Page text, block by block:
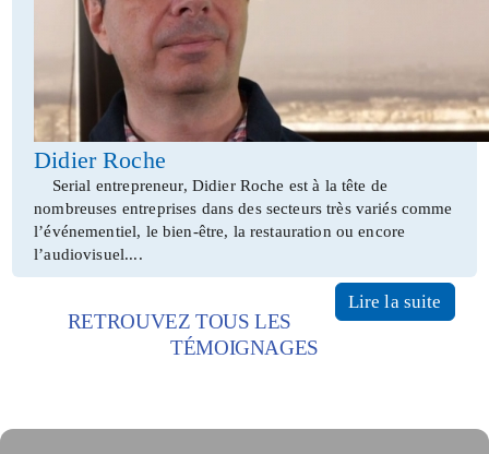
Didier Roche
Serial entrepreneur, Didier Roche est à la tête de
nombreuses entreprises dans des secteurs très variés comme
l’événementiel, le bien-être, la restauration ou encore
l’audiovisuel....
Lire la suite
RETROUVEZ TOUS LES
TÉMOIGNAGES